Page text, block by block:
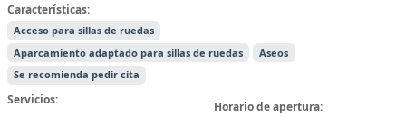
Características:
Acceso para sillas de ruedas
Aparcamiento adaptado para sillas de ruedas
Aseos
Se recomienda pedir cita
Servicios:
Horario de apertura: